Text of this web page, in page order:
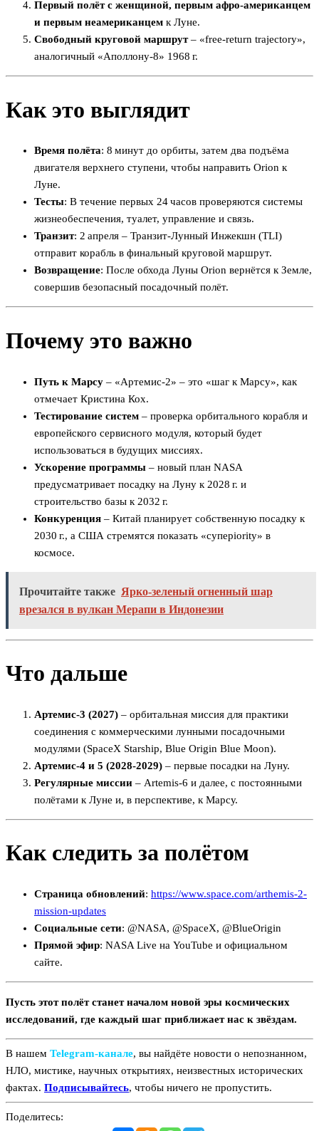
Первый полёт с женщиной, первым афро‑американцем
и первым неамериканцем к Луне.
Свободный круговой маршрут– «free‑return trajectory»,
аналогичный «Аполлону‑8» 1968 г.
Как это выглядит
Время полёта: 8 минут до орбиты, затем два подъёма
двигателя верхнего ступени, чтобы направить Orion к
Луне.
Тесты: В течение первых 24 часов проверяются системы
жизнеобеспечения, туалет, управление и связь.
Транзит: 2 апреля – Транзит‑Лунный Инжекшн (TLI)
отправит корабль в финальный круговой маршрут.
Возвращение: После обхода Луны Orion вернётся к Земле,
совершив безопасный посадочный полёт.
Почему это важно
Путь к Марсу – «Артемис‑2» – это «шаг к Марсу», как
отмечает Кристина Кох.
Тестирование систем – проверка орбитального корабля и
европейского сервисного модуля, который будет
использоваться в будущих миссиях.
Ускорение программы – новый план NASA
предусматривает посадку на Луну к 2028 г. и
строительство базы к 2032 г.
Конкуренция – Китай планирует собственную посадку к
2030 г., а США стремятся показать «суперiority» в
космосе.
Прочитайте также Ярко-зеленый огненный шар
врезался в вулкан Мерапи в Индонезии
Что дальше
Артемис‑3 (2027) – орбитальная миссия для практики
соединения с коммерческими лунными посадочными
модулями (SpaceX Starship, Blue Origin Blue Moon).
Артемис‑4 и 5 (2028‑2029) – первые посадки на Луну.
Регулярные миссии – Artemis‑6 и далее, с постоянными
полётами к Луне и, в перспективе, к Марсу.
Как следить за полётом
Страница обновлений: https://www.space.com/arthemis-2-
mission-updates
Социальные сети: @NASA, @SpaceX, @BlueOrigin
Прямой эфир: NASA Live на YouTube и официальном
сайте.
Пусть этот полёт станет началом новой эры космических
исследований, где каждый шаг приближает нас к звёздам.
В нашем Telegram‑канале, вы найдёте новости о непознанном,
НЛО, мистике, научных открытиях, неизвестных исторических
фактах. Подписывайтесь, чтобы ничего не пропустить.
Поделитесь: